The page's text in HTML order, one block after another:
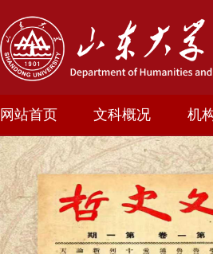
网站首页 文科概况 机